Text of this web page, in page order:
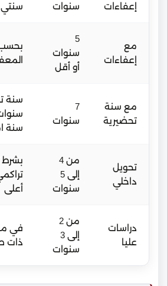
إعفاءات
سنوات
سنتي
مع
إعفاءات
5
سنوات
أو أقل
بحسب
مع سنة
تحضيرية
7
سنوات
سنة
تحويل
داخلي
من 4
إلى 5
سنوات
أعلى
دراسات
عليا
من 2
إلى 3
سنوات
في
ذات